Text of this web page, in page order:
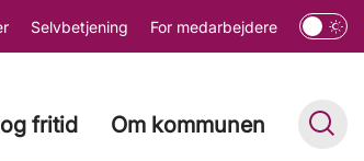
Selvbetjening For medarbejdere
fritid Om kommunen